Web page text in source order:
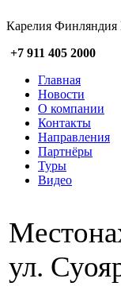
Карелия Финляндия
+7 911 405 2000
Главная
Новости
О компании
Контакты
Направления
Партнёры
Туры
Видео
ул.